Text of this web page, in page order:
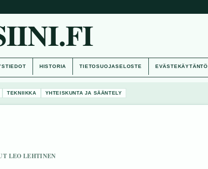
HISTORIA TIETOSUOJASELOSTE EVÄSTEKÄYTÄNTÖ
TEKNIIKKA YHTEISKUNTA JA SÄÄNTELY
LEO LEHTINEN